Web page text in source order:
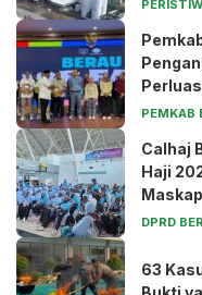
PEMKAB
Calhaj
Haji
DPRD
63